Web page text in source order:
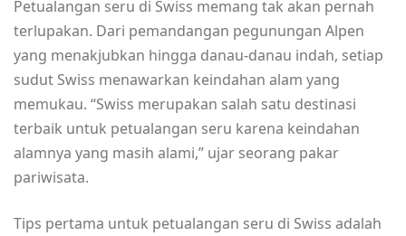
Petualangan seru di Swiss memang tak akan pernah
terlupakan. Dari pemandangan pegunungan Alpen
yang menakjubkan hingga danau-danau indah, setiap
sudut Swiss menawarkan keindahan alam yang
memukau. “Swiss merupakan salah satu destinasi
terbaik untuk petualangan seru karena keindahan
alamnya yang masih alami,” ujar seorang pakar
pariwisata.
Tips pertama untuk petualangan seru di Swiss adalah